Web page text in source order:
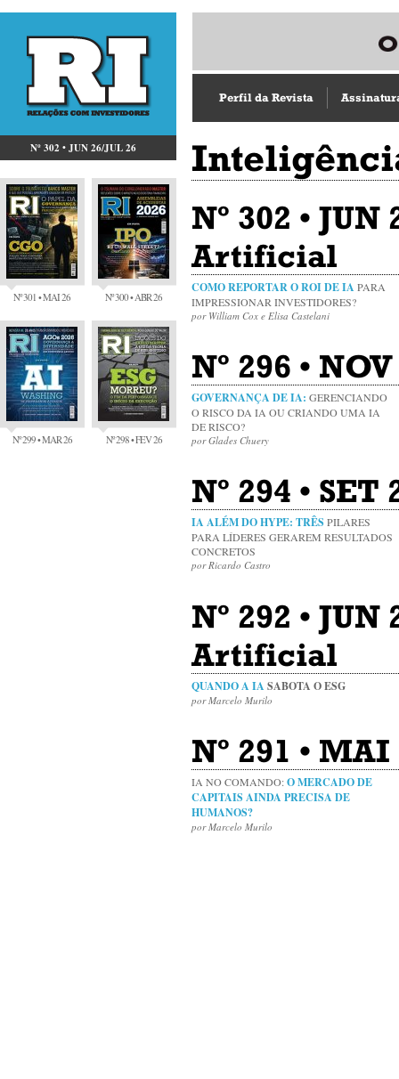
Nº 302 • JUN 26/JUL 26
Nº 301 • MAI 26 Nº 300 • ABR 26
Nº 299 • MAR 26 Nº 298 • FEV 26
Perfil da Revista
Nº 302 •
Artificial
COMO REPORTAR O ROI DE IA PARA
IMPRESSIONAR INVESTIDORES?
por William Cox e Elisa Castelani
Nº 296 •
GOVERNANÇA DE IA: GERENCIANDO
O RISCO DA IA OU CRIANDO UMA IA
DE RISCO?
por Glades Chuery
Nº 294 •
IA ALÉM DO HYPE: TRÊS PILARES
PARA LÍDERES GERAREM RESULTADOS
CONCRETOS
por Ricardo Castro
Nº 292 •
Artificial
QUANDO A IA SABOTA O ESG
por Marcelo Murilo
Nº 291 •
IA NO COMANDO:O MERCADO DE
CAPITAIS AINDA PRECISA DE
HUMANOS?
por Marcelo Murilo